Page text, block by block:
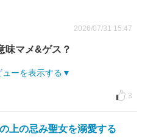
2026/07/31 15:47
味マメ&ゲス？
ーを表示する
3
上の忌み聖女を溺愛する